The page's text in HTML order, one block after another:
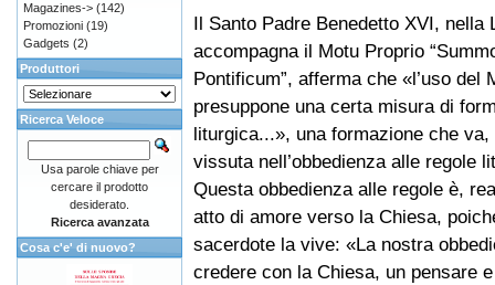
Il Santo Padre Benedetto XVI, nella
accompagna il Motu Proprio
Pontificum”, afferma che «l’uso del
presuppone una certa misura di
liturgica...», una formazione che
vissuta nell’obbedienza alle regole
Questa obbedienza alle regole è,
atto di amore verso la Chiesa,
sacerdote la vive: «La nostra
credere con la Chiesa, un pensare
Magazines-> (142)
Promozioni (19)
Gadgets (2)
Produttori
Ricerca Veloce
Usa parole chiave per
cercare il prodotto
desiderato.
Ricerca avanzata
Cosa c'e' di nuovo?